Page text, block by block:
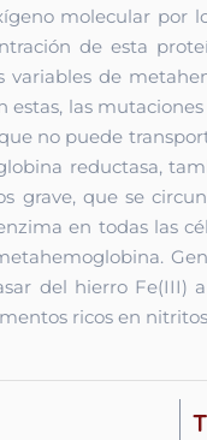
molecular por
de esta
variables de
estas, las
no puede
reductasa,
grave, que se
en todas las
del hierro Fe(III)
ricos en